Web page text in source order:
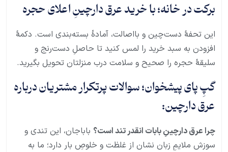
برکت در خانه؛ با خرید عرق دارچینِ اعلای حجره
این تحفهٔ دست‌چین و بااصالت، آمادۀ بسته‌بندی است. دکمهٔ
افزودن به سبد خرید را لمس کنید تا حاصلِ دست‌رنج و
سلیقهٔ حجره را صحیح و سلامت درب منزلتان تحویل بگیرید.
گپِ پای پیشخوان؛ سوالات پرتکرار مشتریان درباره
عرق دارچین:
چرا عرق دارچینِ بابات انقدر تند است؟ باباجان، این تندی و
سوزش ملایمِ زبان نشان از غلظت و خلوصِ بار دارد؛ ما به